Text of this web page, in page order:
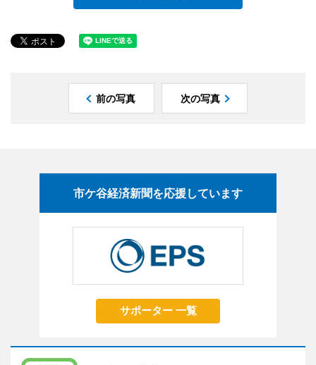
前の写真 次の写真
市ケ谷経済新聞を応援しています
サポーター 一覧